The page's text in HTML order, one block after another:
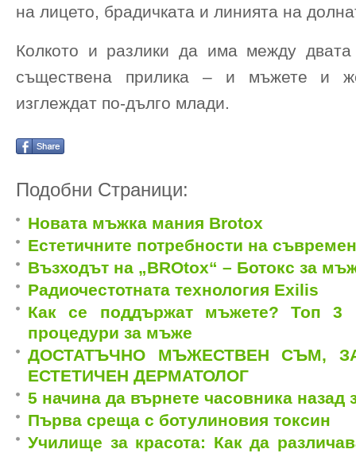
на лицето, брадичката и линията на
Колкото и разлики да има между
съществена прилика – и мъжете и
изглеждат по-дълго млади.
Подобни Страници:
Новата мъжка мания Brotox
Естетичните потребности на
Възходът на „BROtox“ – Ботокс за
Радиочестотната технология Exilis
Как се поддържат мъжете? Топ 3
процедури за мъже
ДОСТАТЪЧНО МЪЖЕСТВЕН СЪМ,
ЕСТЕТИЧЕН ДЕРМАТОЛОГ
5 начина да върнете часовника назад
Първа среща с ботулиновия токсин
Училище за красота: Как да